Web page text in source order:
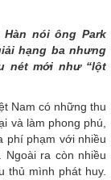
nói ông Park
hạng ba nhưng
nét mới như “lột
Nam có những thu
và làm phong phú,
phí phạm với nhiều
Ngoài ra còn nhiều
thủ mình phát huy.